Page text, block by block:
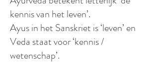
kennis van het leven’.
Ayus in het Sanskriet is ‘leven’ en
Veda staat voor ‘kennis /
wetenschap’.